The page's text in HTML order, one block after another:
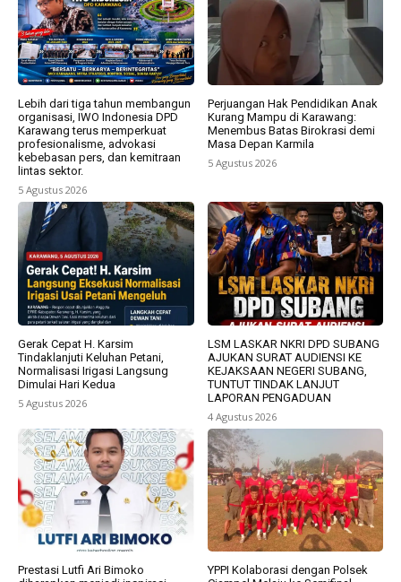
Lebih dari tiga tahun membangun
organisasi, IWO Indonesia DPD
Karawang terus memperkuat
profesionalisme, advokasi
kebebasan pers, dan kemitraan
lintas sektor.
5 Agustus 2026
Perjuangan Hak Pendidikan Anak
Kurang Mampu di Karawang:
Menembus Batas Birokrasi demi
Masa Depan Karmila
5 Agustus 2026
Gerak Cepat H. Karsim
Tindaklanjuti Keluhan Petani,
Normalisasi Irigasi Langsung
Dimulai Hari Kedua
5 Agustus 2026
LSM LASKAR NKRI DPD SUBANG
AJUKAN SURAT AUDIENSI KE
KEJAKSAAN NEGERI SUBANG,
TUNTUT TINDAK LANJUT
LAPORAN PENGADUAN
4 Agustus 2026
Prestasi Lutfi Ari Bimoko
YPPI Kolaborasi dengan Polsek